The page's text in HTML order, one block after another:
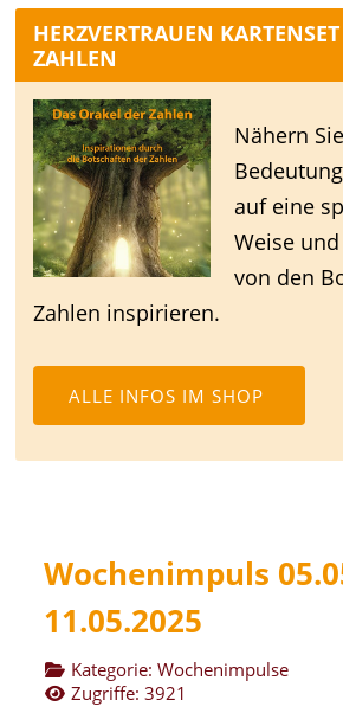
HERZVERTRAUEN
ZAHLEN
Nähern
auf eine
Weise
von den
Zahlen inspirieren.
ALLE INFOS IM SHOP
Wochenimpuls
11.05.2025
Kategorie: Wochenimpulse
Zugriffe: 3921